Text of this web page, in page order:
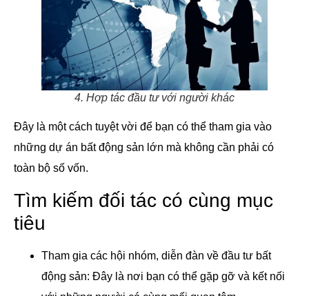
4. Hợp tác đầu tư với người khác
Đây là một cách tuyệt vời để bạn có thể tham gia vào
những dự án bất động sản lớn mà không cần phải có
toàn bộ số vốn.
Tìm kiếm đối tác có cùng mục
tiêu
Tham gia các hội nhóm, diễn đàn về đầu tư bất
động sản: Đây là nơi bạn có thể gặp gỡ và kết nối